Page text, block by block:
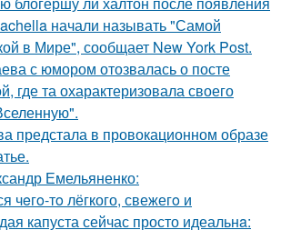
начали называть "Самой
в Мире", сообщает New York Post.
с юмором отозвалась о посте
где та охарактеризовала своего
предстала в провокационном образе
Емельяненко:
чeгo-тo лёгкого, свежегo и
капуста сейчас просто идеальнa: